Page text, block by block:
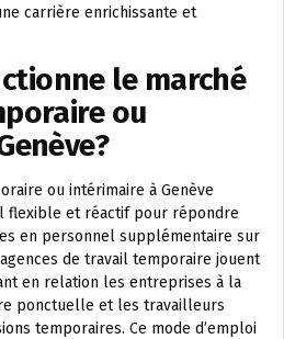
carrière enrichissante et
le marché
ou
ou intérimaire à Genève
flexible et réactif pour répondre
en personnel supplémentaire sur
de travail temporaire jouent
en relation les entreprises à la
ponctuelle et les travailleurs
temporaires. Ce mode d’emploi